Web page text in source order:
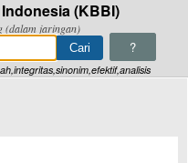
(KBBI)
(dalam jaringan)
?